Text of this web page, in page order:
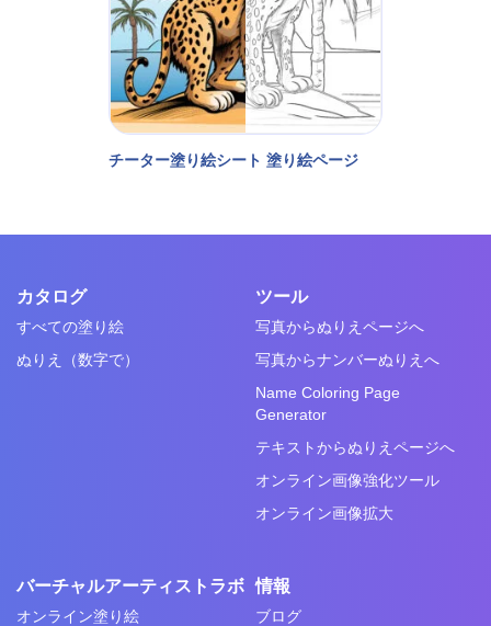
チーター塗り絵シート 塗り絵ページ
カタログ
すべての塗り絵
ぬりえ（数字で）
ツール
写真からぬりえページへ
写真からナンバーぬりえへ
Name Coloring Page
Generator
テキストからぬりえページへ
オンライン画像強化ツール
オンライン画像拡大
バーチャルアーティストラボ
オンライン塗り絵
情報
ブログ